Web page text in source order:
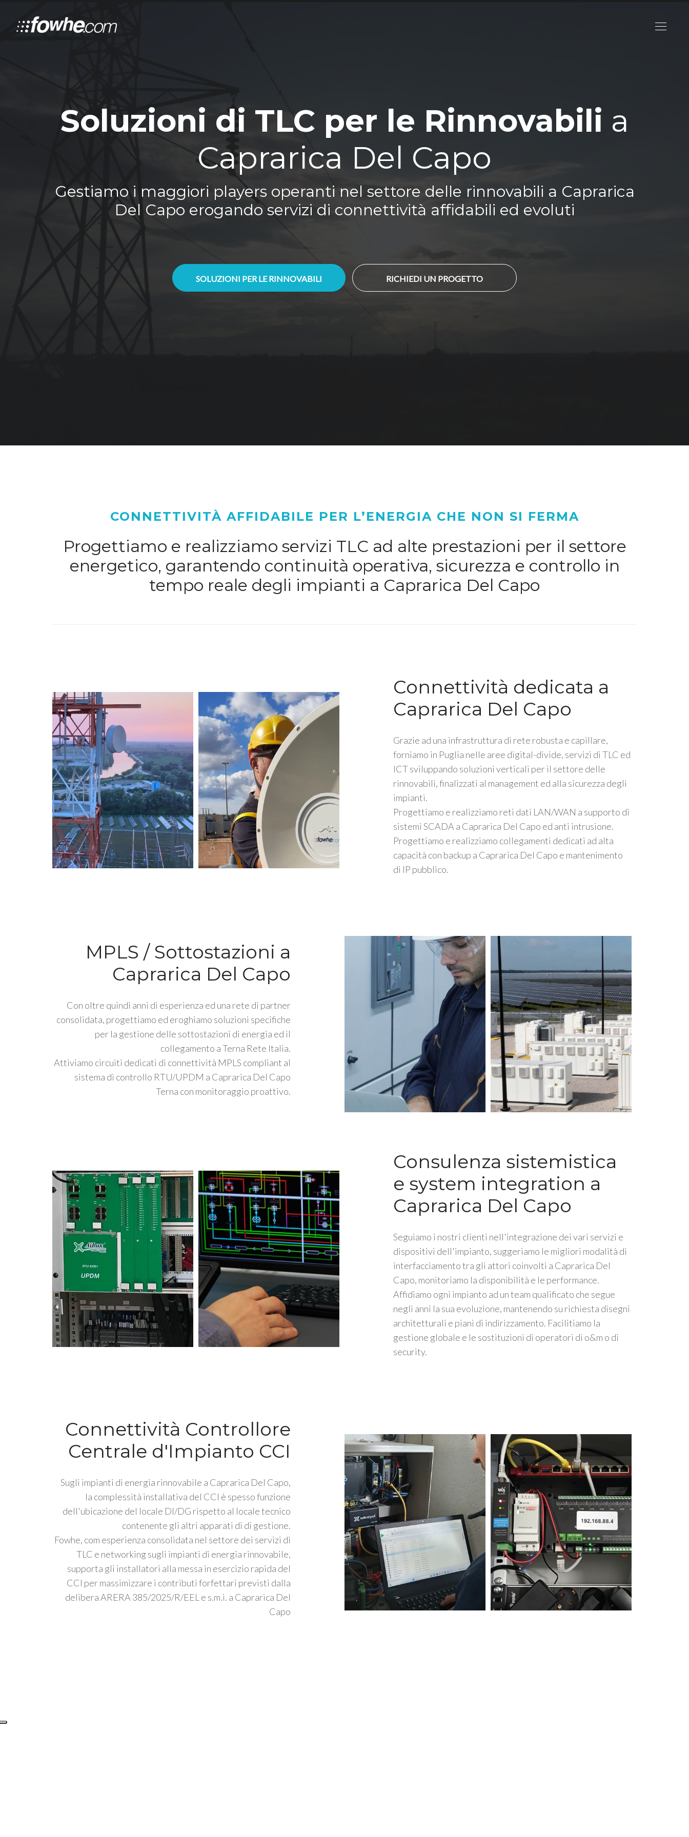
Soluzioni di TLC per le Rinnovabili a
Caprarica Del Capo
Gestiamo i maggiori players operanti nel settore delle rinnovabili a Caprarica
Del Capo erogando servizi di connettività affidabili ed evoluti
SOLUZIONI PER LE RINNOVABILI RICHIEDI UN PROGETTO
CONNETTIVITÀ AFFIDABILE PER L’ENERGIA CHE NON SI FERMA
Progettiamo e realizziamo servizi TLC ad alte prestazioni per il settore
energetico, garantendo continuità operativa, sicurezza e controllo in
tempo reale degli impianti a Caprarica Del Capo
Connettività dedicata a
Caprarica Del Capo
Grazie ad una infrastruttura di rete robusta e capillare,
forniamo in Puglia nelle aree digital-divide, servizi di TLC ed
ICT sviluppando soluzioni verticali per il settore delle
rinnovabili, finalizzati al management ed alla sicurezza degli
impianti.
Progettiamo e realizziamo reti dati LAN/WAN a supporto di
sistemi SCADA a Caprarica Del Capo ed anti intrusione.
Progettiamo e realizziamo collegamenti dedicati ad alta
capacità con backup a Caprarica Del Capo e mantenimento
di IP pubblico.
MPLS / Sottostazioni a
Caprarica Del Capo
Con oltre quindi anni di esperienza ed una rete di partner
consolidata, progettiamo ed eroghiamo soluzioni specifiche
per la gestione delle sottostazioni di energia ed il
collegamento a Terna Rete Italia.
Attiviamo circuiti dedicati di connettività MPLS compliant al
sistema di controllo RTU/UPDM a Caprarica Del Capo
Terna con monitoraggio proattivo.
Consulenza sistemistica
e system integration a
Caprarica Del Capo
Seguiamo i nostri clienti nell'integrazione dei vari servizi e
dispositivi dell'impianto, suggeriamo le migliori modalità di
interfacciamento tra gli attori coinvolti a Caprarica Del
Capo, monitoriamo la disponibilità e le performance.
Affidiamo ogni impianto ad un team qualificato che segue
negli anni la sua evoluzione, mantenendo su richiesta disegni
architetturali e piani di indirizzamento. Facilitiamo la
gestione globale e le sostituzioni di operatori di o&m o di
security.
Connettività Controllore
Centrale d'Impianto CCI
Sugli impianti di energia rinnovabile a Caprarica Del Capo,
la complessità installativa del CCI è spesso funzione
dell'ubicazione del locale DI/DG rispetto al locale tecnico
contenente gli altri apparati di di gestione.
Fowhe, com esperienza consolidata nel settore dei servizi di
TLC e networking sugli impianti di energia rinnovabile,
supporta gli installatori alla messa in esercizio rapida del
CCI per massimizzare i contributi forfettari previsti dalla
delibera ARERA 385/2025/R/EEL e s.m.i. a Caprarica Del
Capo